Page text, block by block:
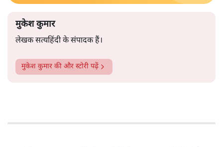
मुकेश कुमार
लेखक सत्यहिंदी के संपादक हैं।
मुकेश कुमार की और स्टोरी पढ़ें